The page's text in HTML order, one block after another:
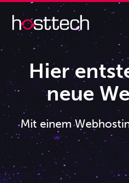
Hier
neue
Mit einem